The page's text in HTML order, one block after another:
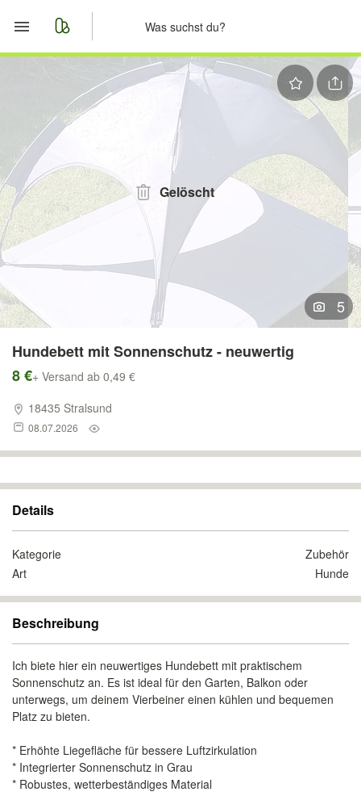
Merkliste
Nachrichten
Anzeige aufgebenGelöscht
5
Hundebett mit Sonnenschutz - neuwertig
8 €+ Versand ab 0,49 €
18435 Stralsund
08.07.2026
Details
Kategorie
Zubehör
Art
Hunde
Beschreibung
Ich biete hier ein neuwertiges Hundebett mit praktischem
Sonnenschutz an. Es ist ideal für den Garten, Balkon oder
unterwegs, um deinem Vierbeiner einen kühlen und bequemen
Platz zu bieten.
* Erhöhte Liegefläche für bessere Luftzirkulation
* Integrierter Sonnenschutz in Grau
* Robustes, wetterbeständiges Material